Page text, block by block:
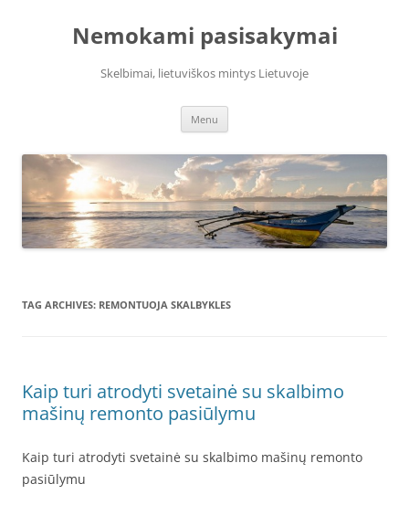
Nemokami pasisakymai
Skelbimai, lietuviškos mintys Lietuvoje
Menu
TAG ARCHIVES: REMONTUOJA SKALBYKLES
Kaip turi atrodyti svetainė su skalbimo
mašinų remonto pasiūlymu
Kaip turi atrodyti svetainė su skalbimo mašinų remonto
pasiūlymu